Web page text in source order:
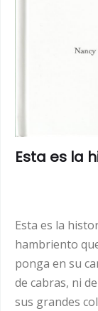
Esta es la
Esta es la
hambriento
ponga en su
de cabras, ni
sus grandes